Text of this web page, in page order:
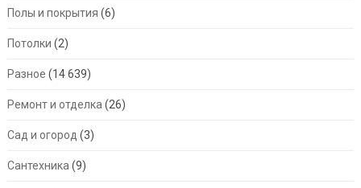
Полы и покрытия (6)
Потолки (2)
Разное (14 639)
Ремонт и отделка (26)
Сад и огород (3)
Сантехника (9)